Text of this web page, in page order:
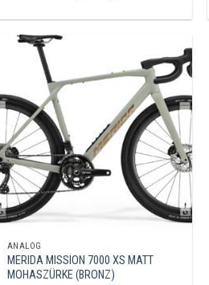
ANALÓG
MERIDA MISSION 7000 XS MATT
MOHASZÜRKE (BRONZ)